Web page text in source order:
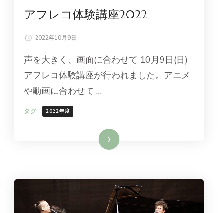
アフレコ体験講座2022
2022年10月9日
声を大きく、画面に合わせて 10月9日(日)
アフレコ体験講座が行われました。アニメ
や動画に合わせて …
タグ: 2022年度
続きを読む